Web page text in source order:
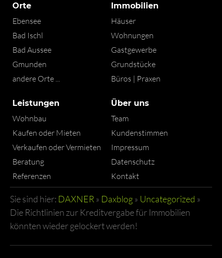
Orte
Ebensee
Bad Ischl
Bad Aussee
Gmunden
andere Orte ...
Immobilien
Häuser
Wohnungen
Gastgewerbe
Grundstücke
Büros | Praxen
Leistungen
Wohnbau
Kaufen oder Mieten
Verkaufen oder Vermieten
Beratung
Referenzen
Über uns
Team
Kundenstimmen
Impressum
Datenschutz
Kontakt
Sie sind hier: DAXNER » Daxblog» Uncategorized »
Die Richtlinien zur Kreditvergabe für Immobilien
könnten wieder gelockert werden!